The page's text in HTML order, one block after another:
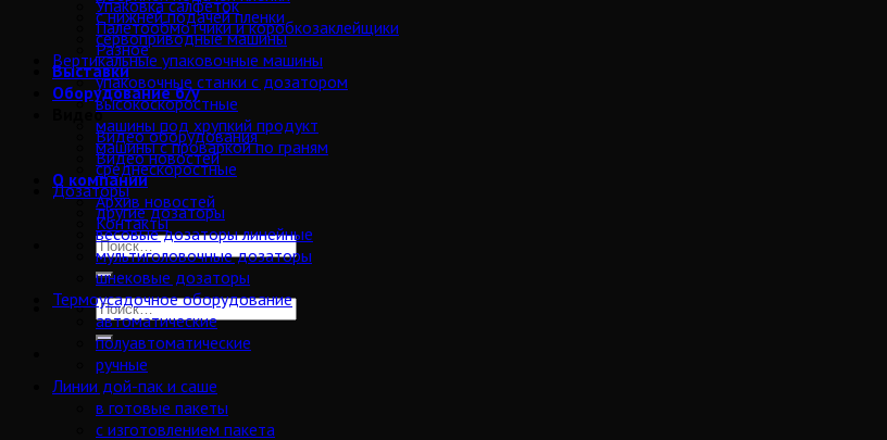
Упаковка салфеток
Палетообмотчики и коробкозаклейщики
Разное
Выставки
Оборудование б/у
Видео
Видео оборудования
Видео новостей
О компании
Архив новостей
Контакты
с нижней подачей пленки
сервоприводные машины
Вертикальные упаковочные машины
упаковочные станки с дозатором
высокоскоростные
машины под хрупкий продукт
машины с проваркой по граням
среднескоростные
Дозаторы
другие дозаторы
весовые дозаторы линейные
мультиголовочные дозаторы
шнековые дозаторы
Термоусадочное оборудование
автоматические
полуавтоматические
ручные
Линии дой-пак и саше
в готовые пакеты
с изготовлением пакета